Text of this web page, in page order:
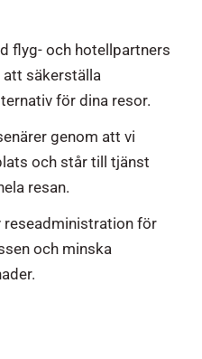
flyg- och hotellpartners
att säkerställa
för dina resor.
genom att vi
och står till tjänst
resan.
reseadministration för
och minska